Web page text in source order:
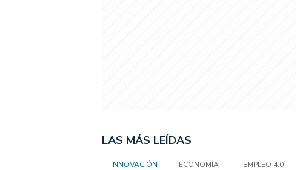
LAS MÁS LEÍDAS
INNOVACIÓN
ECONOMÍA
EMPLEO 4.0